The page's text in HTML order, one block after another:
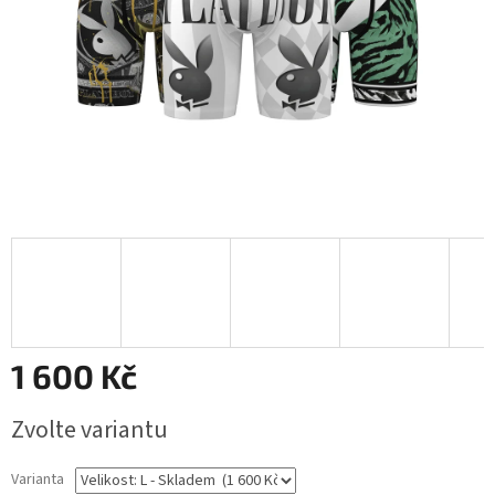
1 600 Kč
cena:
Zvolte variantu
Varianta